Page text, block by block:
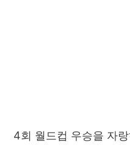
4회 월드컵 우승을 자